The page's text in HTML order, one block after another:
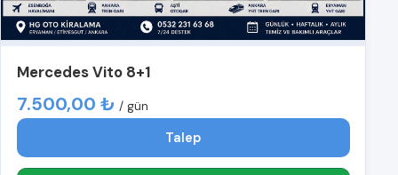
Mercedes Vito 8+1
7.500,00 ₺ / gün
Talep